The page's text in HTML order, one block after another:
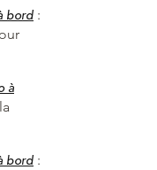
bord :
à
bord :